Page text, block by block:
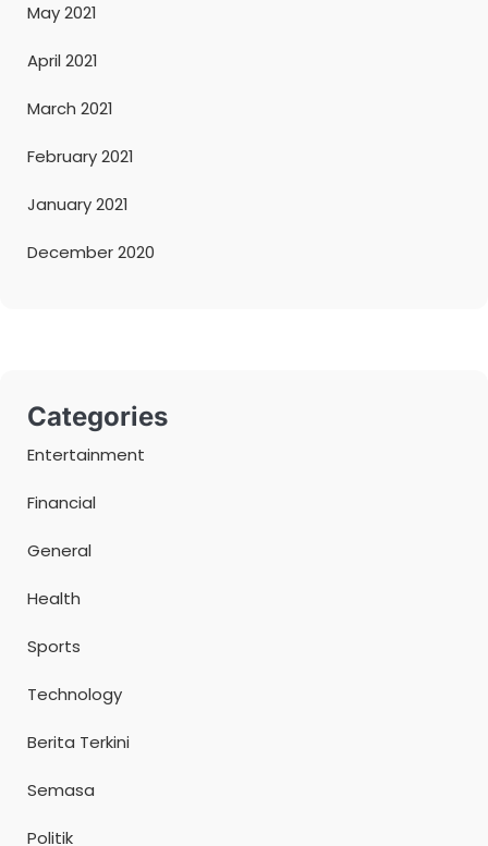
May 2021
April 2021
March 2021
February 2021
January 2021
December 2020
Categories
Entertainment
Financial
General
Health
Sports
Technology
Berita Terkini
Semasa
Politik